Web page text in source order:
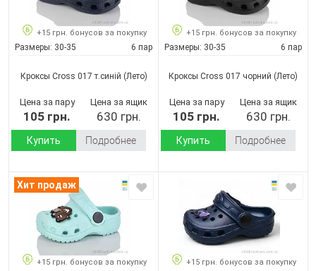
+15 грн. бонусов за покупку
Размеры: 30-35 6 пар
Кроксы Cross 017 т.синій (Лето)
Цена за пару
105 грн.
Цена за ящик
630 грн.
Купить Подробнее
+15 грн. бонусов за покупку
Размеры: 30-35 6 пар
Кроксы Cross 017 чорний (Лето)
Цена за пару
105 грн.
Цена за ящик
630 грн.
Купить Подробнее
Хит продаж
+15 грн. бонусов за покупку +15 грн. бонусов за покупку